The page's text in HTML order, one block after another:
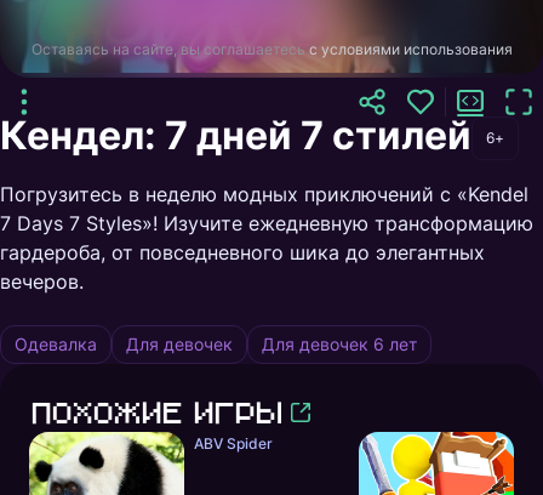
Оставаясь на сайте, вы соглашаетесь с условиями использования
Кендел: 7 дней 7 стилей 6+
Погрузитесь в неделю модных приключений с «Kendel
7 Days 7 Styles»! Изучите ежедневную трансформацию
гардероба, от повседневного шика до элегантных
вечеров.
Одевалка Для девочек Для девочек 6 лет
Похожие игры
ABV Spider